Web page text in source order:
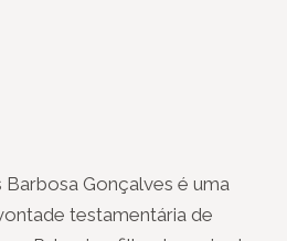
Barbosa Gonçalves é uma
testamentária de